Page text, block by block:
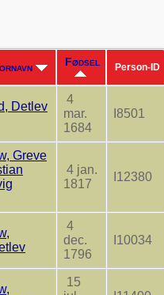
Fødsel Person-ID
Detlev
4
mar.
1684
I8501
Greve
4 jan.
1817
I12380
4
dec.
1796
I10034
15